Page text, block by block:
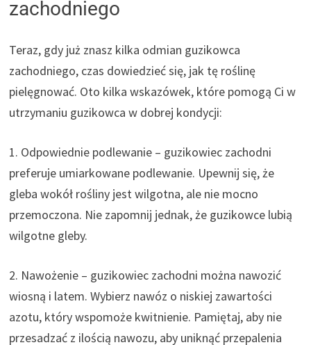
zachodniego
Teraz, gdy już znasz kilka odmian guzikowca
zachodniego, czas dowiedzieć się, jak tę roślinę
pielęgnować. Oto kilka wskazówek, które pomogą Ci w
utrzymaniu guzikowca w dobrej kondycji:
1. Odpowiednie podlewanie – guzikowiec zachodni
preferuje umiarkowane podlewanie. Upewnij się, że
gleba wokół rośliny jest wilgotna, ale nie mocno
przemoczona. Nie zapomnij jednak, że guzikowce lubią
wilgotne gleby.
2. Nawożenie – guzikowiec zachodni można nawozić
wiosną i latem. Wybierz nawóz o niskiej zawartości
azotu, który wspomoże kwitnienie. Pamiętaj, aby nie
przesadzać z ilością nawozu, aby uniknąć przepalenia